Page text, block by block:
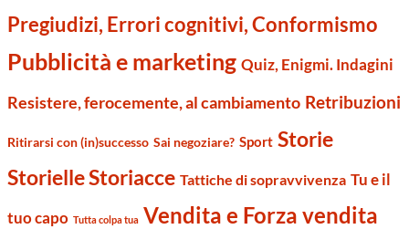
Pregiudizi, Errori cognitivi, Conformismo
Pubblicità e marketing Quiz, Enigmi. Indagini
Resistere, ferocemente, al cambiamento Retribuzioni
Ritirarsi con (in)successo Sai negoziare? Sport Storie
Storielle Storiacce Tattiche di sopravvivenza Tu e il
tuo capo Tutta colpa tua Vendita e Forza vendita